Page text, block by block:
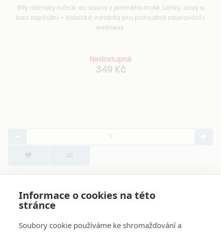
Informace o cookies na této
stránce
Soubory cookie používáme ke shromažďování a
Bílý dámský ručník do sauny z jemného froté. Lehký, savý a
bez zapínání – klasická varianta pro pohodlné saunování i
wellness.
Nedostupné
349 Kč